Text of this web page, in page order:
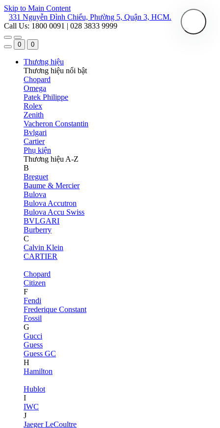
Skip to Main Content
331 Nguyễn Đình Chiểu, Phường 5, Quận 3, HCM.
Call Us: 1800 0091 | 028 3833 9999
0 0
Thương hiệu
Thương hiệu nổi bật
Chopard
Omega
Patek Philippe
Rolex
Zenith
Vacheron Constantin
Bvlgari
Cartier
Phụ kiện
Thương hiệu A-Z
B
Breguet
Baume & Mercier
Bulova
Bulova Accutron
Bulova Accu Swiss
BVLGARI
Burberry
C
Calvin Klein
CARTIER
Chopard
Citizen
F
Fendi
Frederique Constant
Fossil
G
Gucci
Guess
Guess GC
H
Hamilton
Hublot
I
IWC
J
Jaeger LeCoultre